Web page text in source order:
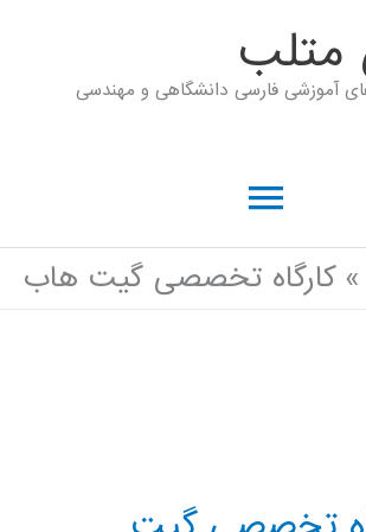
متلب
آموزشی فارسی دانشگاهی و مهندسی
فهرست
اصلی
کارگاه تخصصی گیت هاب